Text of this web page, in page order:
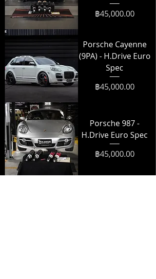
ราคา
฿45,000.00
Porsche Cayenne
(9PA) - H.Drive Euro
Spec
ราคา
฿45,000.00
Porsche 987 -
H.Drive Euro Spec
ราคา
฿45,000.00